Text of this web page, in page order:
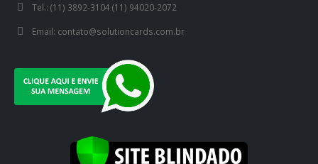
Tel.: (11) 3892-3104 (11) 94020-2072
Email: contato@solutioncards.com.br